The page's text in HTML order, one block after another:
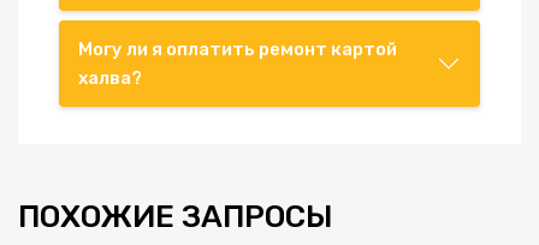
Могу ли я оплатить ремонт картой
халва?
ПОХОЖИЕ ЗАПРОСЫ